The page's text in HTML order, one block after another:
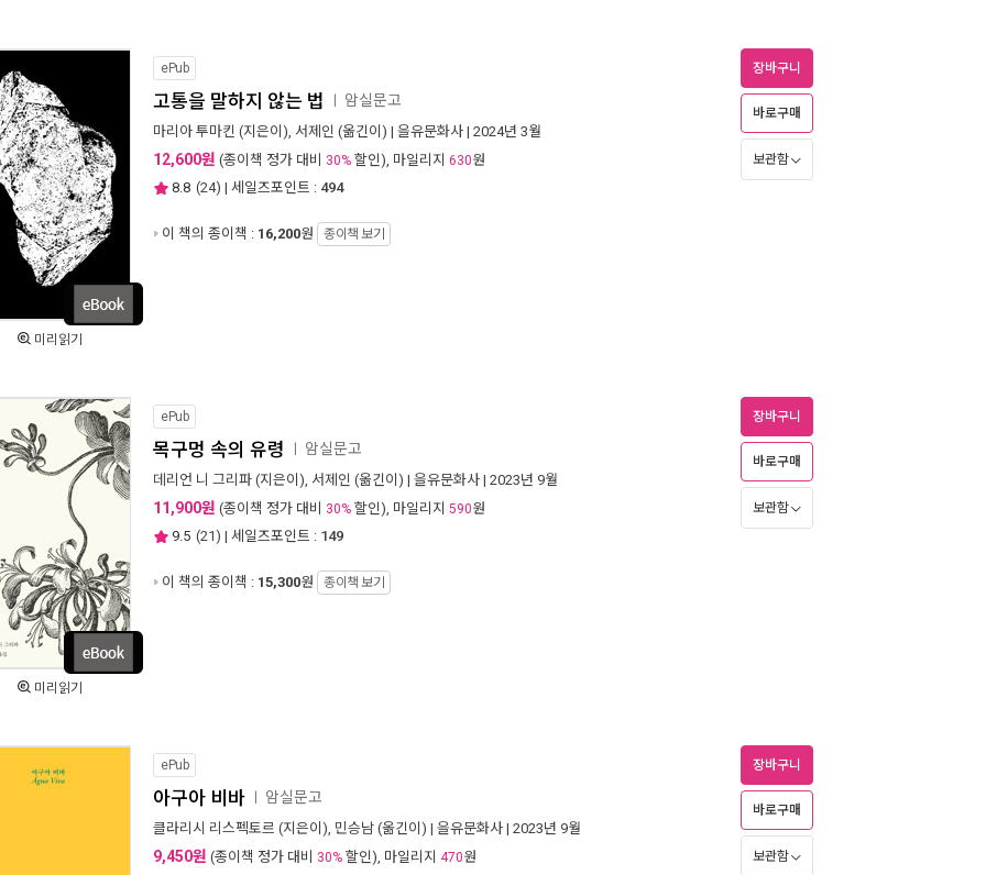
미리읽기
ePub
고통을 말하지 않는 법 암실문고
마리아 투마킨 (지은이), 서제인 (옮긴이) | 을유문화사 | 2024년 3월
12,600원 (종이책 정가 대비 30% 할인), 마일리지 630원
8.8 (24) | 세일즈포인트 : 494
이 책의 종이책 : 16,200원 종이책 보기
장바구니
바로구매
보관함
미리읽기
ePub
목구멍 속의 유령 암실문고
데리언 니 그리파 (지은이), 서제인 (옮긴이) | 을유문화사 | 2023년 9월
11,900원 (종이책 정가 대비 30% 할인), 마일리지 590원
9.5 (21) | 세일즈포인트 : 149
이 책의 종이책 : 15,300원 종이책 보기
장바구니
바로구매
보관함
ePub
아구아 비바 암실문고
클라리시 리스펙토르 (지은이), 민승남 (옮긴이) | 을유문화사 | 2023년 9월
9,450원 (종이책 정가 대비 30% 할인), 마일리지 470원
장바구니
바로구매
보관함